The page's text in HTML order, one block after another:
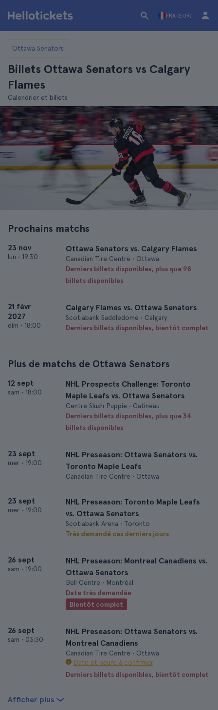
FRA (EUR)
Ottawa Senators
Billets Ottawa Senators vs Calgary
Flames
Calendrier et billets
Prochains matchs
23 nov
lun • 19:30
Ottawa Senators vs. Calgary Flames
Canadian Tire Centre • Ottawa
Derniers billets disponibles, plus que 98
billets disponibles
21 févr
2027
dim • 18:00
Calgary Flames vs. Ottawa Senators
Scotiabank Saddledome • Calgary
Derniers billets disponibles, bientôt complet
Plus de matchs de Ottawa Senators
12 sept
sam • 18:00
NHL Prospects Challenge: Toronto
Maple Leafs vs. Ottawa Senators
Centre Slush Puppie • Gatineau
Derniers billets disponibles, plus que 34
billets disponibles
23 sept
mer • 19:00
NHL Preseason: Ottawa Senators vs.
Toronto Maple Leafs
Canadian Tire Centre • Ottawa
23 sept
mer • 19:00
NHL Preseason: Toronto Maple Leafs
vs. Ottawa Senators
Scotiabank Arena • Toronto
Très demandé ces derniers jours
26 sept
sam • 19:00
NHL Preseason: Montreal Canadiens vs.
Ottawa Senators
Bell Centre • Montréal
Date très demandée
Bientôt complet
26 sept
sam • 03:30
NHL Preseason: Ottawa Senators vs.
Montreal Canadiens
Canadian Tire Centre • Ottawa
Date et heure à confirmer
Derniers billets disponibles, bientôt complet
Afficher plus